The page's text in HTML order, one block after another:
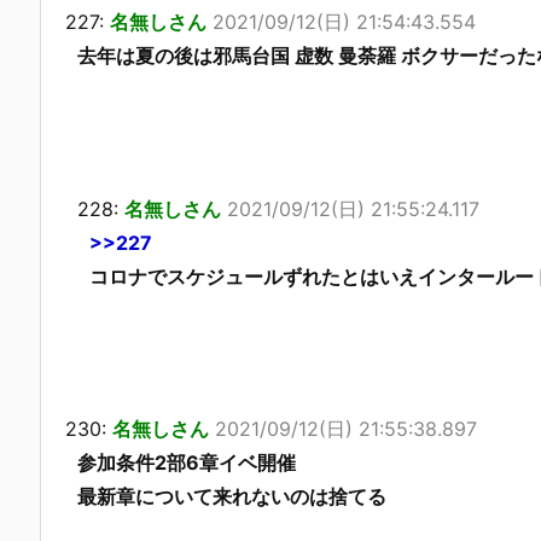
227: 名無しさん 2021/09/12(日) 21:54:43.554
去年は夏の後は邪馬台国 虚数 曼荼羅 ボクサーだっ
228: 名無しさん 2021/09/12(日) 21:55:24.117
>>227
コロナでスケジュールずれたとはいえインタール
230: 名無しさん 2021/09/12(日) 21:55:38.897
参加条件2部6章イベ開催
最新章について来れないのは捨てる